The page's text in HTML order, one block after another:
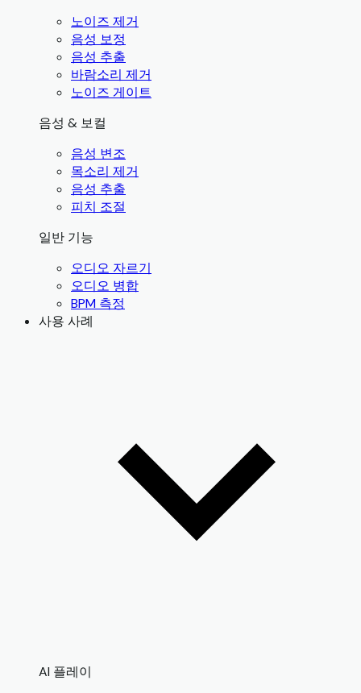
노이즈 제거
음성 보정
음성 추출
바람소리 제거
노이즈 게이트
음성 & 보컬
음성 변조
목소리 제거
음성 추출
피치 조절
일반 기능
오디오 자르기
오디오 병합
BPM 측정
사용 사례
AI 플레이